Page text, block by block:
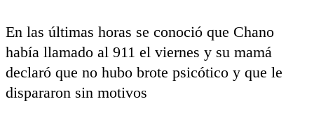
En las últimas horas se conoció que Chano
había llamado al 911 el viernes y su mamá
declaró que no hubo brote psicótico y que le
dispararon sin motivos